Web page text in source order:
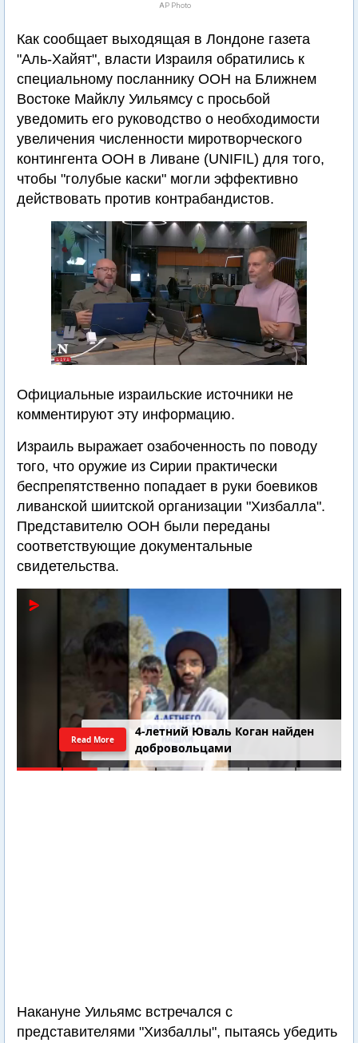
AP Photo
Как сообщает выходящая в Лондоне газета
"Аль-Хайят", власти Израиля обратились к
специальному посланнику ООН на Ближнем
Востоке Майклу Уильямсу с просьбой
уведомить его руководство о необходимости
увеличения численности миротворческого
контингента ООН в Ливане (UNIFIL) для того,
чтобы "голубые каски" могли эффективно
действовать против контрабандистов.
Официальные израильские источники не
комментируют эту информацию.
Израиль выражает озабоченность по поводу
того, что оружие из Сирии практически
беспрепятственно попадает в руки боевиков
ливанской шиитской организации "Хизбалла".
Представителю ООН были переданы
соответствующие документальные
свидетельства.
4-летний Юваль Коган найден
добровольцами
Read More
Накануне Уильямс встречался с
представителями "Хизбаллы", пытаясь убедить